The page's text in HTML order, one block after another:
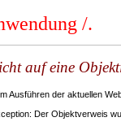
/.
auf eine
Ausführen der aktuellen
Der Objektverweis